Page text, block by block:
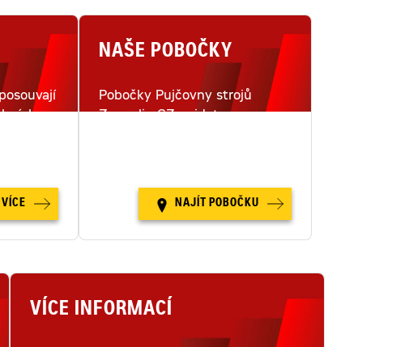
VÍCE
NAŠE POBOČKY
Pobočky Pujčovny strojů
Zeppelin CZ najdete na
NAJÍT POBOČKU
VÍCE INFORMACÍ